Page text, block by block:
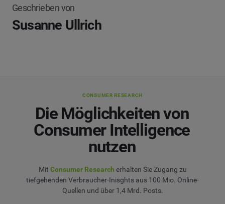
Geschrieben von
Susanne Ullrich
CONSUMER RESEARCH
Die Möglichkeiten von
Consumer Intelligence
nutzen
Mit Consumer Research erhalten Sie Zugang zu
tiefgehenden Verbraucher-Inisghts aus 100 Mio. Online-
Quellen und über 1,4 Mrd. Posts.